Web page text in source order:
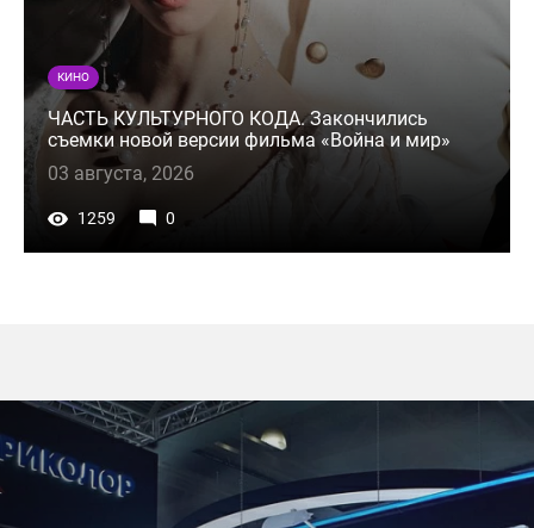
КИНО
ЧАСТЬ КУЛЬТУРНОГО КОДА. Закончились
съемки новой версии фильма «Война и мир»
03 августа, 2026
1259 0